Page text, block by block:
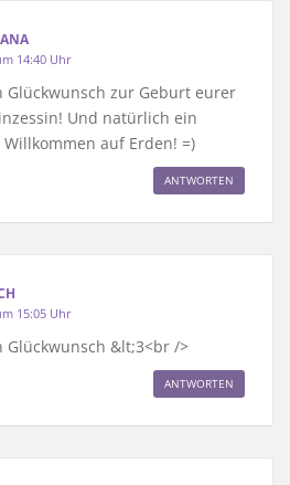
14:40 Uhr
Glückwunsch zur Geburt eurer
Und natürlich ein
auf Erden! =)
ANTWORTEN
15:05 Uhr
Glückwunsch &lt;3<br />
ANTWORTEN